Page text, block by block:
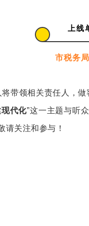
上线
2
市税务局
带领相关责任人，
代化”这一主题与听
请关注和参与！